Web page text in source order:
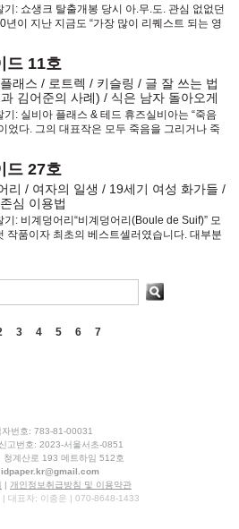
기: 쇼생크 탈출개봉 당시 아.무.도. 관심 없없던
년이 지난 지금도 “가장 많이 리퀘스트 되는 영
아니라 매력적이라 오래 기
드 11호
래스 / 로트렉 / 키슬링 / 글 잘 쓰는 법
김어준의 사례) / 식은 남자 돌아오게
기: 실비아 플래스 & 테드 휴즈실비아는 “죽음
었다. 그의 대표작은 모두 죽음을 그리거나 죽
은 테드 휴즈를 만나지 않았다면,
드 27호
리 / 여자의 일생 / 19세기 여성 화가들 /
심 이용법
기: 비계덩어리“비계덩어리(Boule de Suif)” 모
작품이자 최초의 베스트셀러였습니다. 대부분
들었습니다.
3 4 5 6 7
자번호: 783-81-00031
고번호: 2023-서울서초-0851
청계산로 193 메트하임 512호
idpaper.kr@gmail.com
| 개인정보취급방침 및 이용약관
| 대표자: 이종운 | 070-8648-1433